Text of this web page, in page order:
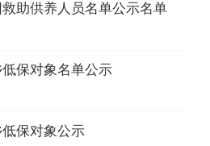
助供养人员名单公示名单
保对象名单公示
保对象公示